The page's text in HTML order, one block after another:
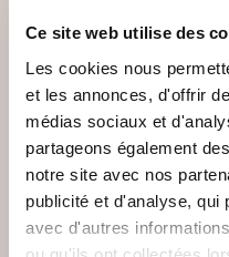
Ce site web utilise des
Les cookies nous
et les annonces, d'offrir
médias sociaux et
partageons également
notre site avec nos
publicité et d'analyse, qui
avec d'autres
Mireille Viller
AU SOUFFLE DE
L'IMAGINAIRE